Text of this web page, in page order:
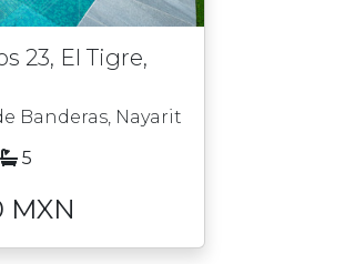
23, El Tigre,
Banderas, Nayarit
5
MXN